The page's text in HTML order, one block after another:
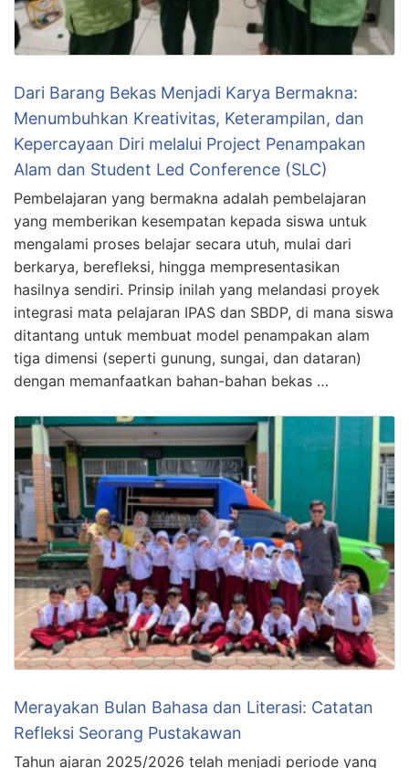
Dari Barang Bekas Menjadi Karya Bermakna:
Menumbuhkan Kreativitas, Keterampilan, dan
Kepercayaan Diri melalui Project Penampakan
Alam dan Student Led Conference (SLC)
Pembelajaran yang bermakna adalah pembelajaran
yang memberikan kesempatan kepada siswa untuk
mengalami proses belajar secara utuh, mulai dari
berkarya, berefleksi, hingga mempresentasikan
hasilnya sendiri. Prinsip inilah yang melandasi proyek
integrasi mata pelajaran IPAS dan SBDP, di mana siswa
ditantang untuk membuat model penampakan alam
tiga dimensi (seperti gunung, sungai, dan dataran)
dengan memanfaatkan bahan-bahan bekas …
Merayakan Bulan Bahasa dan Literasi: Catatan
Refleksi Seorang Pustakawan
Tahun ajaran 2025/2026 telah menjadi periode yang